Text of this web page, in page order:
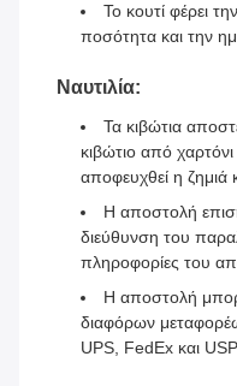
Το κουτί φέρει
ποσότητα και την
Ναυτιλία:
Τα κιβώτια
κιβώτιο από
αποφευχθεί η ζημιά
Η αποστολή
διεύθυνση του
πληροφορίες του
Η αποστολή
διαφόρων
UPS, FedEx και